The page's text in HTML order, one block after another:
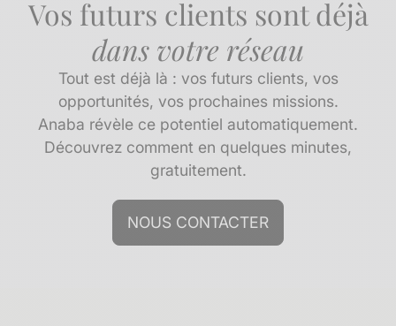
Vos futurs clients sont déjà
dans votre réseau
Tout est déjà là : vos futurs clients, vos
opportunités, vos prochaines missions.
Anaba révèle ce potentiel automatiquement.
Découvrez comment en quelques minutes,
gratuitement.
NOUS CONTACTER